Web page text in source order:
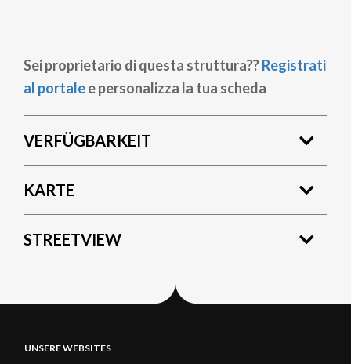
Sei proprietario di questa struttura??Registrati
al portalee personalizza la tua scheda
VERFÜGBARKEIT
KARTE
STREETVIEW
UNSERE WEBSITES